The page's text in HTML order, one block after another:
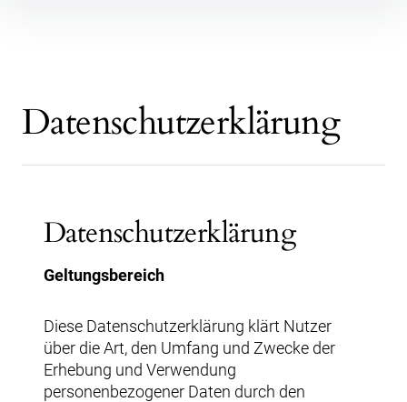
Datenschutzerklärung
Datenschutzerklärung
Geltungsbereich
Diese Datenschutzerklärung klärt Nutzer
über die Art, den Umfang und Zwecke der
Erhebung und Verwendung
personenbezogener Daten durch den